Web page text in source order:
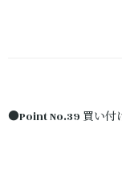
●Point No.39 買い付